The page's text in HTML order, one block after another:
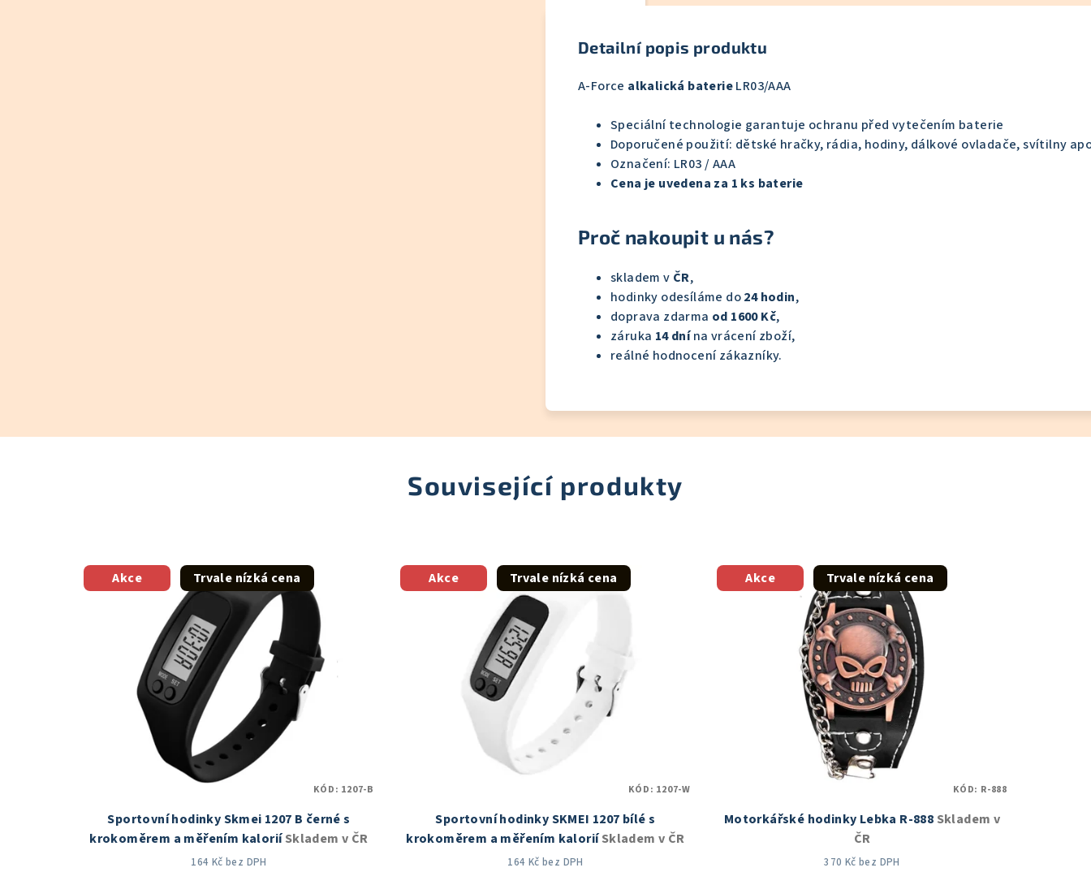
Detailní popis produktu
A-Force alkalická baterieLR03/AAA
Speciální technologie garantuje ochranu před vytečením baterie
Doporučené použití: dětské hračky, rádia, hodiny, dálkové ovladače, svítilny
Označení: LR03 / AAA
Cena je uvedena za 1 ks baterie
Proč nakoupit u nás?
skladem v ČR,
hodinky odesíláme do24 hodin,
doprava zdarma od 1600 Kč,
záruka 14 dnína vrácení zboží,
reálné hodnocení zákazníky.
Související produkty
Akce Trvale nízká cena
Sportovní hodinky Skmei 1207 B černé s
krokoměrem a měřením kaloriíSkladem v ČR
164 Kč bez DPH
KÓD: 1207-B
Akce Trvale nízká cena
Sportovní hodinky SKMEI 1207 bílé s
krokoměrem a měřením kaloriíSkladem v ČR
164 Kč bez DPH
KÓD: 1207-W
Akce Trvale nízká cena
Motorkářské hodinky Lebka R-888 Skladem v
ČR
370 Kč bez DPH
KÓD: R-888